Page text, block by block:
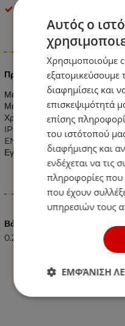
Πρίζα RG45 UTP
Μέγιστο Φορτίο: 10 Ampere
Μέγιστη Τάση: 250 Volt
Χρώμα: Λευκό
IP:20
EN 60669-1
Εγγύηση 5 Χρόνια
Βάρος (kg.)
0.20
Αυτός ο
Χρησιμοποιούμε
εξατομικεύσουμε
διαφημίσεις και
επισκεψιμότητά
επίσης
του ιστότοπού
διαφήμισης και
ενδέχεται να τις
πληροφορίες που
που έχουν
υπηρεσιών τους
ΕΜΦΆΝΙΣΗ